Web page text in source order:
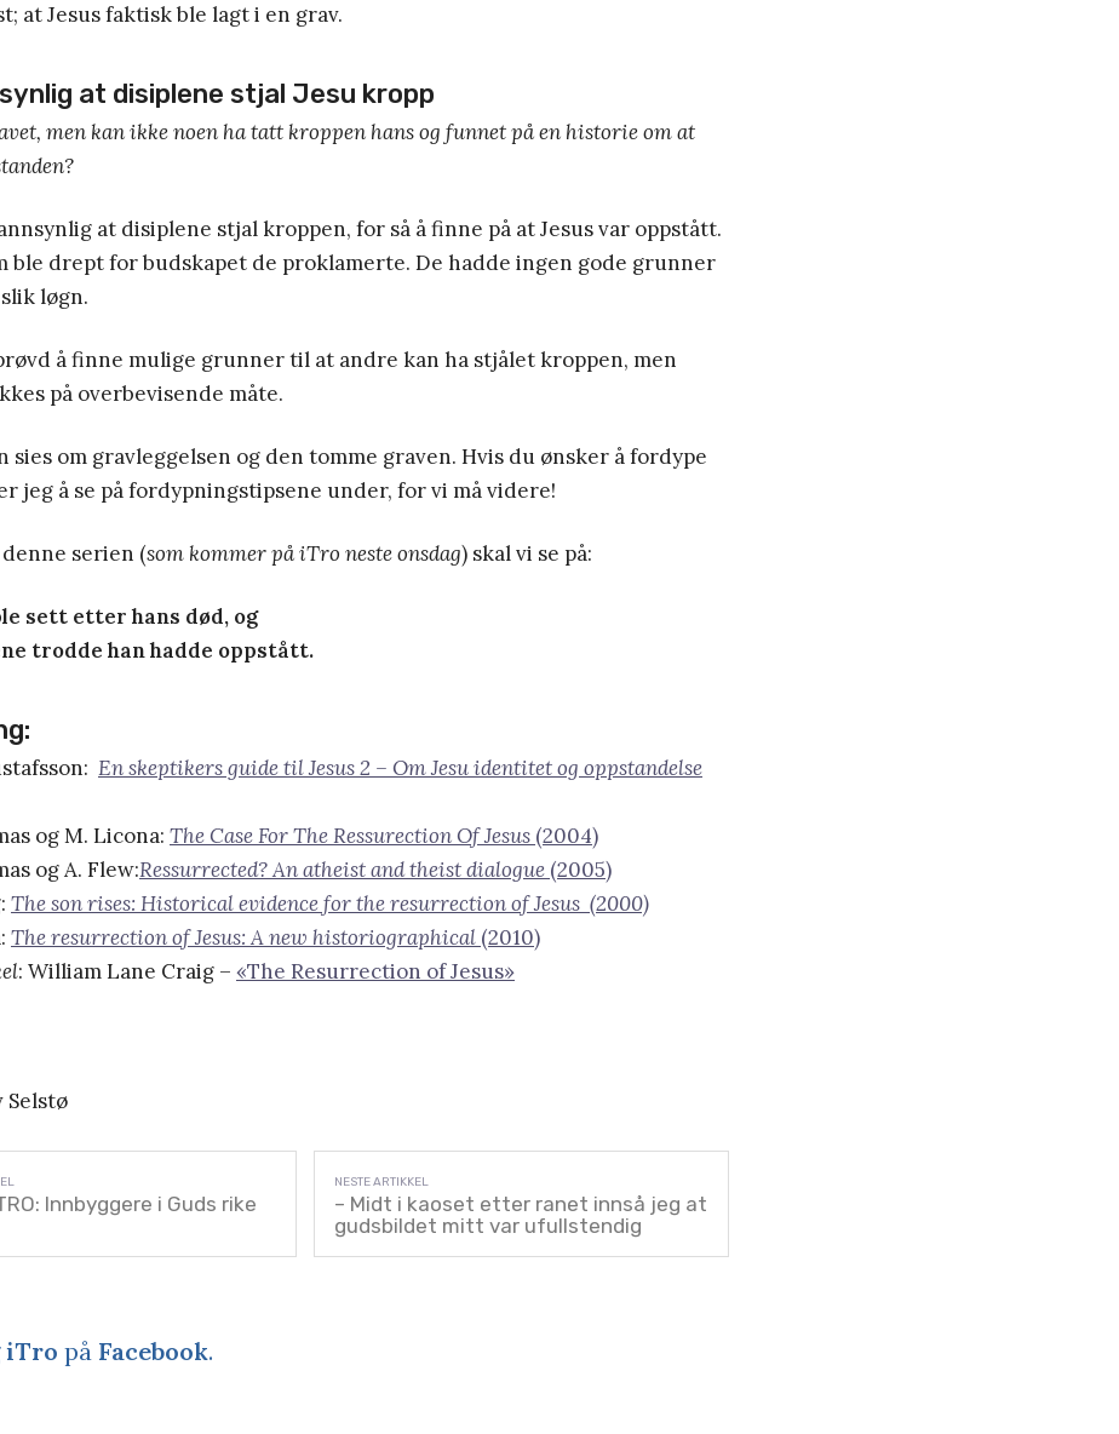
at Jesus faktisk ble lagt i en grav.
at disiplene stjal Jesu kropp
men kan ikke noen ha tatt kroppen hans og funnet på en historie om at
at disiplene stjal kroppen, for så å finne på at Jesus var oppstått.
ble drept for budskapet de proklamerte. De hadde ingen gode grunner
løgn.
å finne mulige grunner til at andre kan ha stjålet kroppen, men
på overbevisende måte.
sies om gravleggelsen og den tomme graven. Hvis du ønsker å fordype
jeg å se på fordypningstipsene under, for vi må videre!
serien (som kommer på iTro neste onsdag) skal vi se på:
sett etter hans død, og
trodde han hadde oppstått.
En skeptikers guide til Jesus 2 – Om Jesu identitet og oppstandelse
og M. Licona: The Case For The Ressurection Of Jesus (2004)
og A. Flew:Ressurrected? An atheist and theist dialogue (2005)
The son rises: Historical evidence for the resurrection of Jesus (2000)
The resurrection of Jesus: A new historiographical (2010)
: William Lane Craig – «The Resurrection of Jesus»
Selstø
Innbyggere i Guds rike
– Midt i kaoset etter ranet innså jeg at
gudsbildet mitt var ufullstendig
iTro på Facebook.